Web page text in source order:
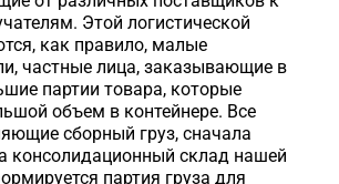
Этой логистической
как правило, малые
частные лица, заказывающие в
партии товара, которые
объем в контейнере. Все
сборный груз, сначала
консолидационный склад нашей
партия груза для